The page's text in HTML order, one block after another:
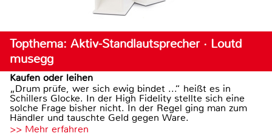
Topthema: Aktiv-Standlautsprecher · Loutd
musegg
Kaufen oder leihen
„Drum prüfe, wer sich ewig bindet ...“ heißt es in
Schillers Glocke. In der High Fidelity stellte sich eine
solche Frage bisher nicht. In der Regel ging man zum
Händler und tauschte Geld gegen Ware.
>> Mehr erfahren